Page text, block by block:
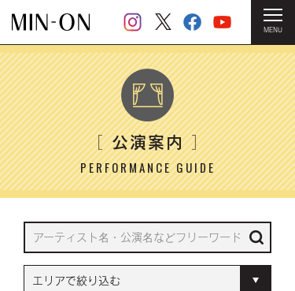
MENU
HOME ＞ 公演案内
［公演案内］
PERFORMANCE GUIDE